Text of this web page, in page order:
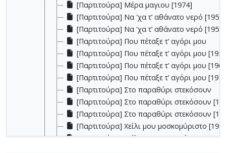
[Παρτιτούρα] Μέρα μαγιου [1974]
[Παρτιτούρα] Να 'χα τ’ αθάνατο νερό [1955]
[Παρτιτούρα] Να 'χα τ’ αθάνατο νερό
[Παρτιτούρα] Που πέταξε τ’ αγόρι μου
[Παρτιτούρα] Που πέταξε τ’ αγόρι μου
[Παρτιτούρα] Που πέταξε τ’ αγόρι μου
[Παρτιτούρα] Που πέταξε τ’ αγόρι μου
[Παρτιτούρα] Στο παραθύρι στεκόσουν
[Παρτιτούρα] Στο παραθύρι στεκόσουν
[Παρτιτούρα] Στο παραθύρι στεκόσουν
[Παρτιτούρα] Χείλι μου μοσκομύριστο
[Παρτιτούρα] Χείλι μου μοσκομύριστο